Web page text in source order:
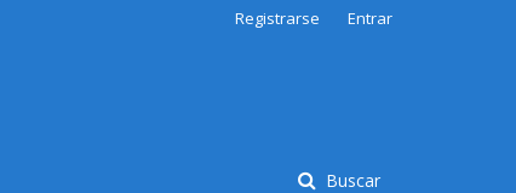
Buscar
Registrarse Entrar